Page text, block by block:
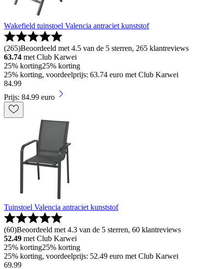
Wakefield tuinstoel Valencia antraciet kunststof
(265)Beoordeeld met 4.5 van de 5 sterren, 265 klantreviews
63.74 met Club Karwei
25% korting25% korting
25% korting, voordeelprijs: 63.74 euro met Club Karwei
84.99
Prijs: 84.99 euro
Tuinstoel Valencia antraciet kunststof
(60)Beoordeeld met 4.3 van de 5 sterren, 60 klantreviews
52.49 met Club Karwei
25% korting25% korting
25% korting, voordeelprijs: 52.49 euro met Club Karwei
69.99